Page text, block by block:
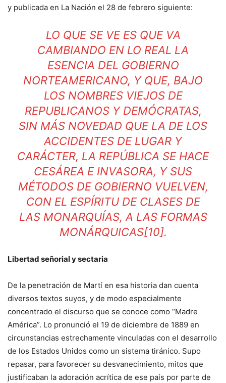
y publicada en La Nación el 28 de febrero siguiente:
LO QUE SE VE ES QUE VA
CAMBIANDO EN LO REAL LA
ESENCIA DEL GOBIERNO
NORTEAMERICANO, Y QUE, BAJO
LOS NOMBRES VIEJOS DE
REPUBLICANOS Y DEMÓCRATAS,
SIN MÁS NOVEDAD QUE LA DE LOS
ACCIDENTES DE LUGAR Y
CARÁCTER, LA REPÚBLICA SE HACE
CESÁREA E INVASORA, Y SUS
MÉTODOS DE GOBIERNO VUELVEN,
CON EL ESPÍRITU DE CLASES DE
LAS MONARQUÍAS, A LAS FORMAS
MONÁRQUICAS[10].
Libertad señorial y sectaria
De la penetración de Martí en esa historia dan cuenta
diversos textos suyos, y de modo especialmente
concentrado el discurso que se conoce como “Madre
América”. Lo pronunció el 19 de diciembre de 1889 en
circunstancias estrechamente vinculadas con el desarrollo
de los Estados Unidos como un sistema tiránico. Supo
repasar, para favorecer su desvanecimiento, mitos que
justificaban la adoración acrítica de ese país por parte de